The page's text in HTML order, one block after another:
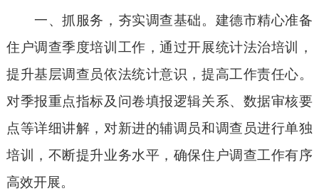
一、抓服务，夯实调查基础。 建德市精心准备
住户调查季度培训工作，通过开展统计法治培训，
提升基层调查员依法统计意识，提高工作责任心。
对季报重点指标及问卷填报逻辑关系、数据审核要
点等详细讲解，对新进的辅调员和调查员进行单独
培训，不断提升业务水平，确保住户调查工作有序
高效开展。